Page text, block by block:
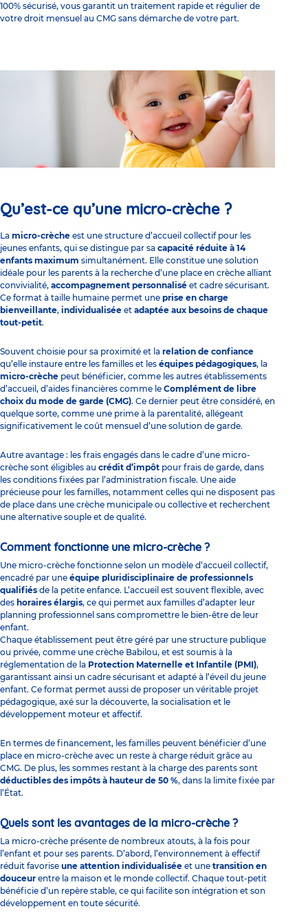
100% sécurisé, vous garantit un traitement rapide et régulier de
votre droit mensuel au CMG sans démarche de votre part.
Qu’est-ce qu’une micro-crèche ?
La micro-crèche est une structure d’accueil collectif pour les
jeunes enfants, qui se distingue par sa capacité réduite à 14
enfants maximum simultanément. Elle constitue une solution
idéale pour les parents à la recherche d’une place en crèche alliant
convivialité, accompagnement personnalisé et cadre sécurisant.
Ce format à taille humaine permet une prise en charge
bienveillante, individualisée et adaptée aux besoins de chaque
tout-petit.
Souvent choisie pour sa proximité et la relation de confiance
qu’elle instaure entre les familles et les équipes pédagogiques, la
micro-crèche peut bénéficier, comme les autres établissements
d’accueil, d’aides financières comme le Complément de libre
choix du mode de garde (CMG). Ce dernier peut être considéré, en
quelque sorte, comme une prime à la parentalité, allégeant
significativement le coût mensuel d’une solution de garde.
Autre avantage : les frais engagés dans le cadre d’une micro-
crèche sont éligibles au crédit d’impôt pour frais de garde, dans
les conditions fixées par l’administration fiscale. Une aide
précieuse pour les familles, notamment celles qui ne disposent pas
de place dans une crèche municipale ou collective et recherchent
une alternative souple et de qualité.
Comment fonctionne une micro-crèche ?
Une micro-crèche fonctionne selon un modèle d’accueil collectif,
encadré par une équipe pluridisciplinaire de professionnels
qualifiés de la petite enfance. L’accueil est souvent flexible, avec
des horaires élargis, ce qui permet aux familles d’adapter leur
planning professionnel sans compromettre le bien-être de leur
enfant.
Chaque établissement peut être géré par une structure publique
ou privée, comme une crèche Babilou, et est soumis à la
réglementation de la Protection Maternelle et Infantile (PMI),
garantissant ainsi un cadre sécurisant et adapté à l’éveil du jeune
enfant. Ce format permet aussi de proposer un véritable projet
pédagogique, axé sur la découverte, la socialisation et le
développement moteur et affectif.
En termes de financement, les familles peuvent bénéficier d’une
place en micro-crèche avec un reste à charge réduit grâce au
CMG. De plus, les sommes restant à la charge des parents sont
déductibles des impôts à hauteur de 50 %, dans la limite fixée par
l’État.
Quels sont les avantages de la micro-crèche ?
La micro-crèche présente de nombreux atouts, à la fois pour
l’enfant et pour ses parents. D’abord, l’environnement à effectif
réduit favorise une attention individualisée et une transition en
douceur entre la maison et le monde collectif. Chaque tout-petit
bénéficie d’un repère stable, ce qui facilite son intégration et son
développement en toute sécurité.